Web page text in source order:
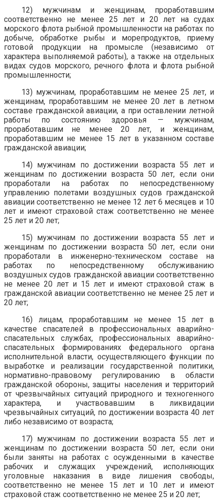
12) мужчинам и женщинам, проработавшим
соответственно не менее 25 лет и 20 лет на судах
морского флота рыбной промышленности на работах по
добыче, обработке рыбы и морепродуктов, приему
готовой продукции на промысле (независимо от
характера выполняемой работы), а также на отдельных
видах судов морского, речного флота и флота рыбной
промышленности;
13) мужчинам, проработавшим не менее 25 лет, и
женщинам, проработавшим не менее 20 лет в летном
составе гражданской авиации, а при оставлении летной
работы по состоянию здоровья — мужчинам,
проработавшим не менее 20 лет, и женщинам,
проработавшим не менее 15 лет в указанном составе
гражданской авиации;
14) мужчинам по достижении возраста 55 лет и
женщинам по достижении возраста 50 лет, если они
проработали на работах по непосредственному
управлению полетами воздушных судов гражданской
авиации соответственно не менее 12 лет 6 месяцев и 10
лет и имеют страховой стаж соответственно не менее
25 лет и 20 лет;
15) мужчинам по достижении возраста 55 лет и
женщинам по достижении возраста 50 лет, если они
проработали в инженерно-техническом составе на
работах по непосредственному обслуживанию
воздушных судов гражданской авиации соответственно
не менее 20 лет и 15 лет и имеют страховой стаж в
гражданской авиации соответственно не менее 25 лет и
20 лет;
16) лицам, проработавшим не менее 15 лет в
качестве спасателей в профессиональных аварийно-
спасательных службах, профессиональных аварийно-
спасательных формированиях федерального органа
исполнительной власти, осуществляющего функции по
выработке и реализации государственной политики,
нормативно-правовому регулированию в области
гражданской обороны, защиты населения и территорий
от чрезвычайных ситуаций природного и техногенного
характера, и участвовавшим в ликвидации
чрезвычайных ситуаций, по достижении возраста 40 лет
либо независимо от возраста;
17) мужчинам по достижении возраста 55 лет и
женщинам по достижении возраста 50 лет, если они
были заняты на работах с осужденными в качестве
рабочих и служащих учреждений, исполняющих
уголовные наказания в виде лишения свободы,
соответственно не менее 15 лет и 10 лет и имеют
страховой стаж соответственно не менее 25 и 20 лет;